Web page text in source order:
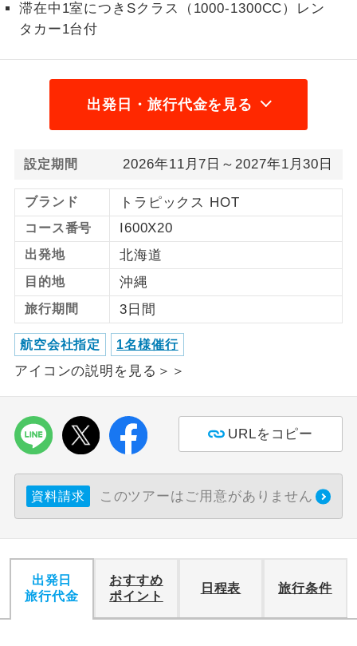
滞在中1室につきSクラス（1000-1300CC）レン
タカー1台付
出発日・旅行代金を見る
設定期間 2026年11月7日～2027年1月30日
ブランド トラピックス HOT
コース番号 I600X20
出発地 北海道
目的地 沖縄
旅行期間 3日間
航空会社指定 1名様催行
アイコンの説明を見る＞＞
URLをコピー
資料請求 このツアーはご用意がありません
出発日
旅行代金
おすすめ
ポイント
日程表 旅行条件
1名様1室同代
金
ご夫婦限定
ご夫婦限定でご参加いただけるコースで
す。
女性限定でご参加いただけるコースで
年齢制限あり
です。
航空会社指定
利用航空会社が指定なので、ご出発の計
画にとても便利です。
ホテル指定
ご紹介するホテルを指定したコースで
す。
おひとり様バ
ス2席利用
おひとり様でバス席を2席利⽤できま
す。